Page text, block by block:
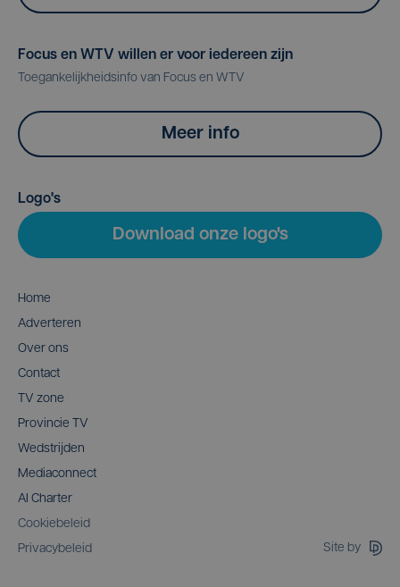
Focus en WTV willen er voor iedereen zijn
Toegankelijkheidsinfo van Focus en WTV
Meer info
Logo's
Download onze logo's
Home
Adverteren
Over ons
Contact
TV zone
Provincie TV
Wedstrijden
Mediaconnect
AI Charter
Cookiebeleid
Privacybeleid
Site by